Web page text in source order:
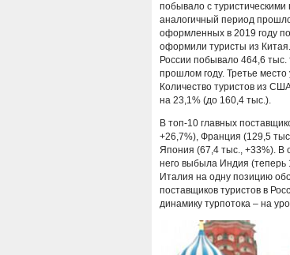
побывало с
аналогичный период
оформленных в 2019 году
оформили туристы из
России побывало 464,6 тыс.
прошлом году. Третье
Количество туристов из
на 23,1% (до 160,4 тыс.).
В топ-10 главных
+26,7%), Франция (129,5
Япония (67,4 тыс., +33%). В
него выбыла Индия (теперь
Италия на одну позицию
поставщиков туристов в
динамику турпотока – на